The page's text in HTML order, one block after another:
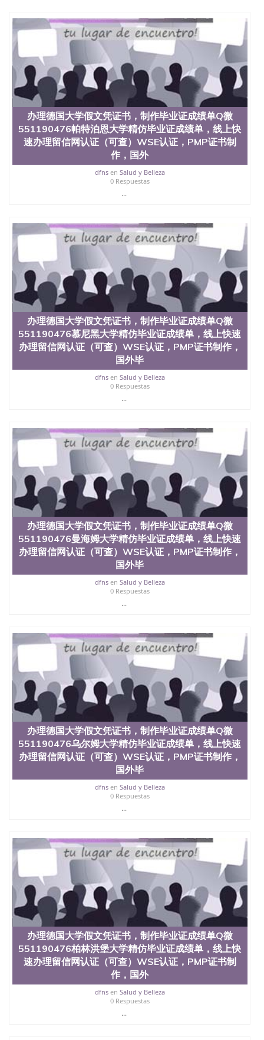
University）圣何塞州立大学（San Jose State
University）圣何塞州立大学学位证（San Jose State
University）圣何塞州立大学学位证（San Jose State
University）圣何塞州立大学学位证（San Jose State
University）圣何塞州立大学（San Jose State
University）圣何塞州立大学（San Jose State
University）圣何塞州立大学（San Jose State
University）圣何塞州立大学（San Jose State
University）圣何塞州立大学学位证（San Jose State
University）圣何塞州立大学学位证（San Jose State
University）圣何塞州立大学结业证（San Jose State
University）圣何塞州立大学结业证（San Jose State
University）圣何塞州立大学结业证（San Jose State
University）圣何塞州立大学学位证（San Jose State
University）圣何塞州立大学学位证（San Jose State
University）圣何塞州立大学学历证书（San Jose
State University）圣何塞州立大学学历证书（San
文凭学位qq微信551190476澳洲读CQU中央昆士兰大
学学历 绩单购买学位证书/澳洲读本科硕士做文凭/购
买澳洲大学毕业证成绩单假文凭学历
offieUniversityofSouthernQueensland 澳洲读书未毕
业找人做文凭学位qq微信551190476澳洲读CQU中央
昆士兰大学学历成绩单购买学位证书/澳洲读本科硕
士做文凭/购买澳洲大学毕业证成绩单假文凭学历办
理德国大学假文凭证书，制作毕业证成绩单Q微
\551190476亚琛工业大学精仿毕业证成绩单，线上快
速办理留信网认证（可查）WSE认证，PMP证书制
作，国外毕业证成绩单遗失补办 RWTH Aachen
办理德国大学假文凭证书，制作毕业证成绩单Q微
551190476帕特泊恩大学精仿毕业证成绩单，线上快
速办理留信网认证（可查）WSE认证，PMP证书制
作，国外
dfnsen Salud y Belleza
0 Respuestas
...
办理德国大学假文凭证书，制作毕业证成绩单Q微
551190476慕尼黑大学精仿毕业证成绩单，线上快速
办理留信网认证（可查）WSE认证，PMP证书制作，
国外毕
dfnsen Salud y Belleza
0 Respuestas
...
办理德国大学假文凭证书，制作毕业证成绩单Q微
551190476曼海姆大学精仿毕业证成绩单，线上快速
办理留信网认证（可查）WSE认证，PMP证书制作，
国外毕
dfnsen Salud y Belleza
0 Respuestas
...
办理德国大学假文凭证书，制作毕业证成绩单Q微
551190476乌尔姆大学精仿毕业证成绩单，线上快速
办理留信网认证（可查）WSE认证，PMP证书制作，
国外毕
dfnsen Salud y Belleza
0 Respuestas
...
办理德国大学假文凭证书，制作毕业证成绩单Q微
551190476柏林洪堡大学精仿毕业证成绩单，线上快
速办理留信网认证（可查）WSE认证，PMP证书制
作，国外
dfnsen Salud y Belleza
0 Respuestas
...